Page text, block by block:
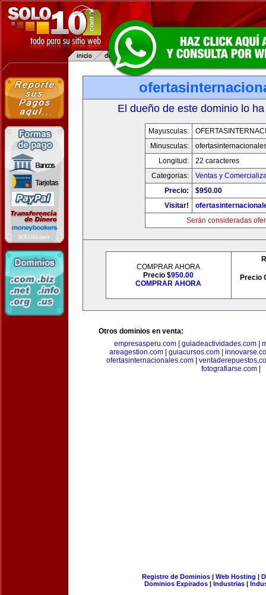
El dueño de este dominio lo
Mayusculas:
Minusculas:
Longitud:
22 caracteres
Categorias:
Ventas y
Precio:
$950.00
Visitar!
Serán consideradas
COMPRAR AHORA
Precio $950.00
COMPRAR AHORA
Precio
Otros dominios en venta:
empresasperu.com| guiadeactividades.com|
areagestion.com| guiacursos.com|
ofertasinternacionales.com|
fotografiarse.com
Registro de Dominios| Web Hosting |
Dominios Expirados | Industrias |